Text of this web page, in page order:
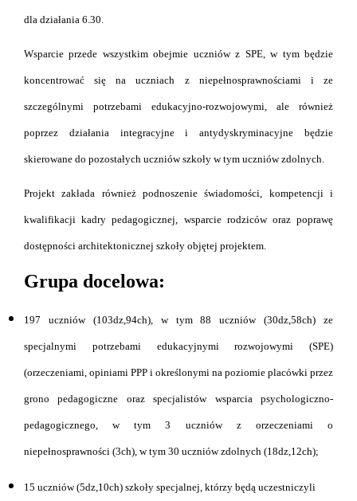
dla działania 6.30.
Wsparcie przede wszystkim obejmie uczniów z SPE, w tym będzie
koncentrować się na uczniach z niepełnosprawnościami i ze
szczególnymi potrzebami edukacyjno-rozwojowymi, ale również
poprzez działania integracyjne i antydyskryminacyjne będzie
skierowane do pozostałych uczniów szkoły w tym uczniów zdolnych.
Projekt zakłada również podnoszenie świadomości, kompetencji i
kwalifikacji kadry pedagogicznej, wsparcie rodziców oraz poprawę
dostępności architektonicznej szkoły objętej projektem.
Grupa docelowa:
197 uczniów (103dz,94ch), w tym 88 uczniów (30dz,58ch) ze
specjalnymi potrzebami edukacyjnymi rozwojowymi (SPE)
(orzeczeniami, opiniami PPP i określonymi na poziomie placówki przez
grono pedagogiczne oraz specjalistów wsparcia psychologiczno-
pedagogicznego, w tym 3 uczniów z orzeczeniami o
niepełnosprawności (3ch), w tym 30 uczniów zdolnych (18dz,12ch);
15 uczniów (5dz,10ch) szkoły specjalnej, którzy będą uczestniczyli